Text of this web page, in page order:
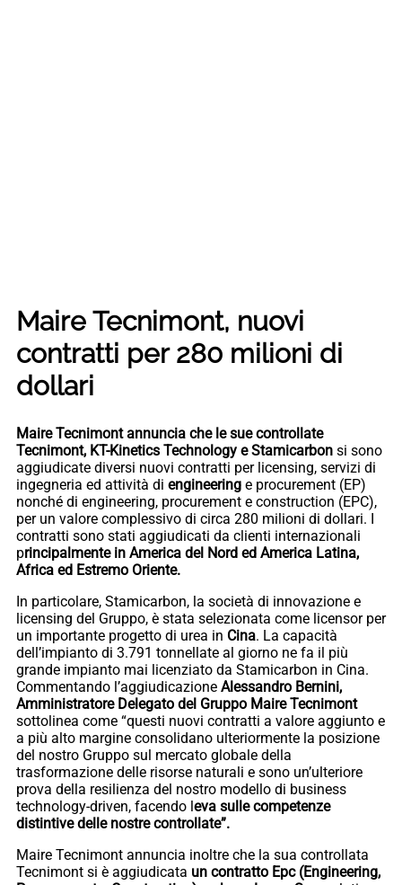
Maire Tecnimont, nuovi
contratti per 280 milioni di
dollari
Maire Tecnimont annuncia che le sue controllate
Tecnimont, KT-Kinetics Technology e Stamicarbon si sono
aggiudicate diversi nuovi contratti per licensing, servizi di
ingegneria ed attività di engineering e procurement (EP)
nonché di engineering, procurement e construction (EPC),
per un valore complessivo di circa 280 milioni di dollari. I
contratti sono stati aggiudicati da clienti internazionali
principalmente in America del Nord ed America Latina,
Africa ed Estremo Oriente.
In particolare, Stamicarbon, la società di innovazione e
licensing del Gruppo, è stata selezionata come licensor per
un importante progetto di urea in Cina. La capacità
dell’impianto di 3.791 tonnellate al giorno ne fa il più
grande impianto mai licenziato da Stamicarbon in Cina.
Commentando l’aggiudicazione Alessandro Bernini,
Amministratore Delegato del Gruppo Maire Tecnimont
sottolinea come “questi nuovi contratti a valore aggiunto e
a più alto margine consolidano ulteriormente la posizione
del nostro Gruppo sul mercato globale della
trasformazione delle risorse naturali e sono un’ulteriore
prova della resilienza del nostro modello di business
technology-driven, facendo leva sulle competenze
distintive delle nostre controllate”.
Maire Tecnimont annuncia inoltre che la sua controllata
Tecnimont si è aggiudicata un contratto Epc (Engineering,